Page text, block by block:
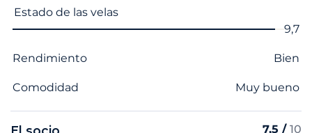
Estado de las velas
9,7
Rendimiento Bien
Comodidad Muy bueno
7,5 / 10